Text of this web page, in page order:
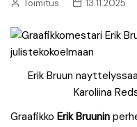
Toimitus 13.11.2025
Erik Bruun
Karoliina
Graafikko Erik Bruunin